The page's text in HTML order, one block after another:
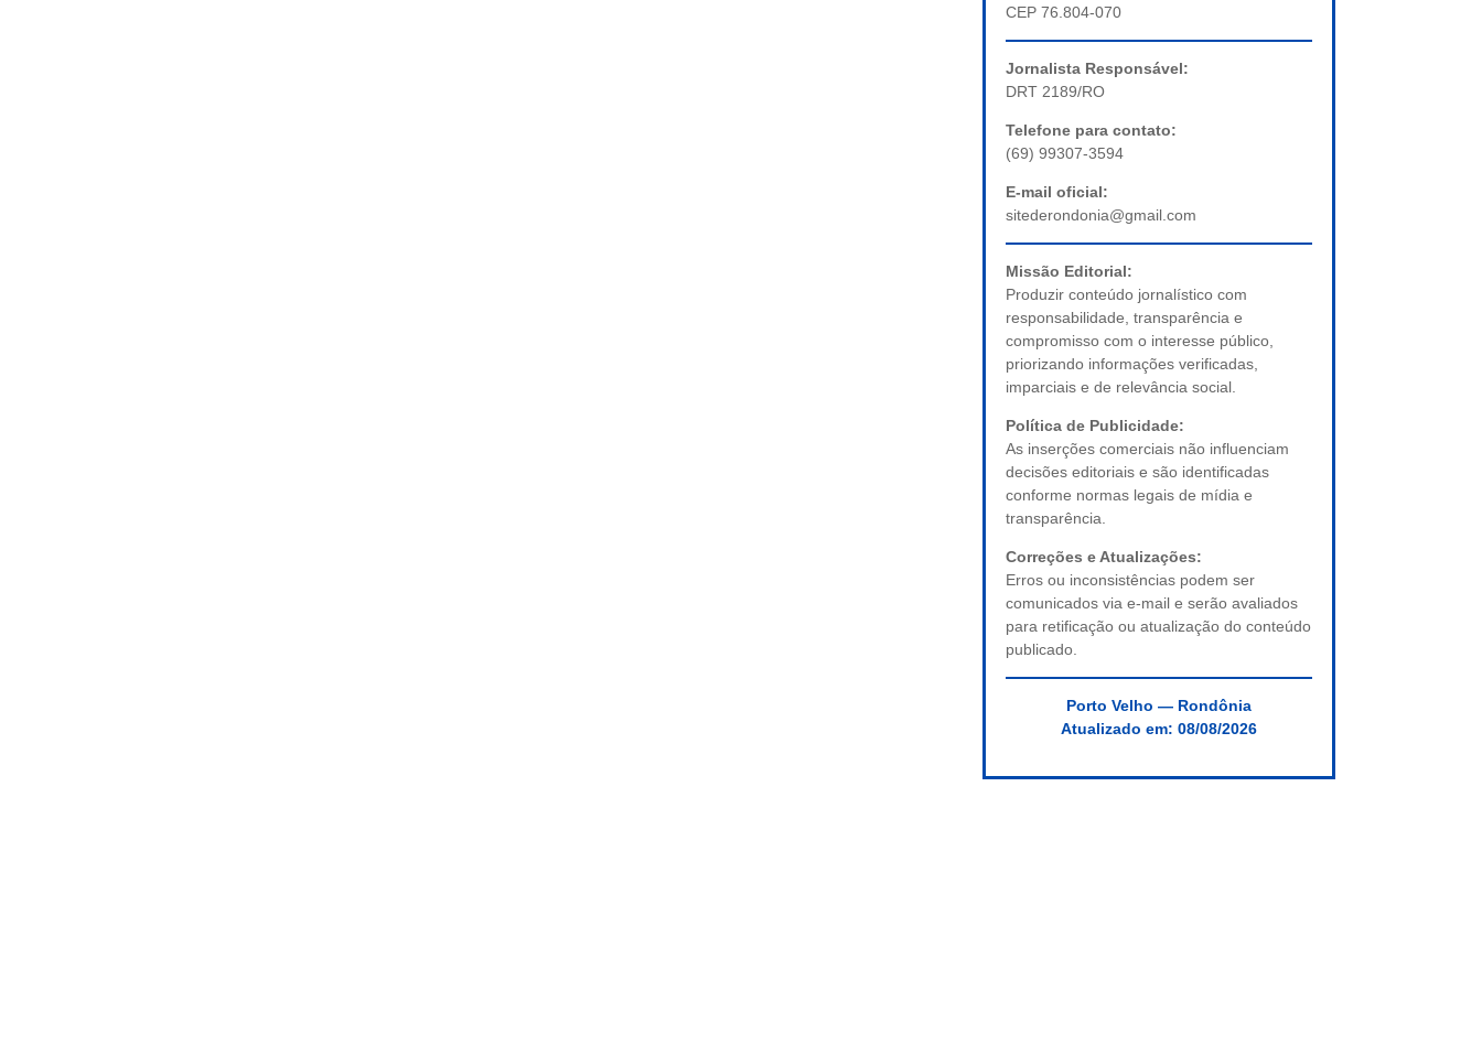
CEP 76.804-070
Jornalista Responsável:
DRT 2189/RO
Telefone para contato:
(69) 99307-3594
E-mail oficial:
sitederondonia@gmail.com
Missão Editorial:
Produzir conteúdo jornalístico com
responsabilidade, transparência e
compromisso com o interesse público,
priorizando informações verificadas,
imparciais e de relevância social.
Política de Publicidade:
As inserções comerciais não influenciam
decisões editoriais e são identificadas
conforme normas legais de mídia e
transparência.
Correções e Atualizações:
Erros ou inconsistências podem ser
comunicados via e-mail e serão avaliados
para retificação ou atualização do conteúdo
publicado.
Porto Velho — Rondônia
Atualizado em: 08/08/2026